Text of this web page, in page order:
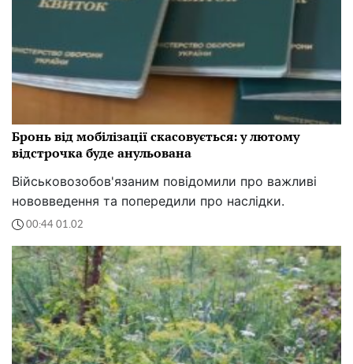
Бронь від мобілізації скасовується: у лютому
відстрочка буде анульована
Військовозобов'язаним повідомили про важливі
нововведення та попередили про наслідки.
00:44 01.02